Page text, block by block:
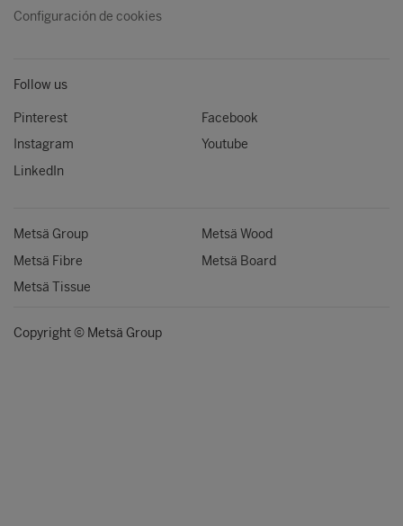
Configuración de cookies
Follow us
Pinterest
Facebook
Instagram
Youtube
LinkedIn
Metsä Group
Metsä Wood
Metsä Fibre
Metsä Board
Metsä Tissue
Copyright © Metsä Group